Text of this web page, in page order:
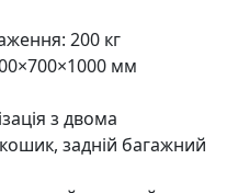
200 кг
мм
з двома
задній багажний